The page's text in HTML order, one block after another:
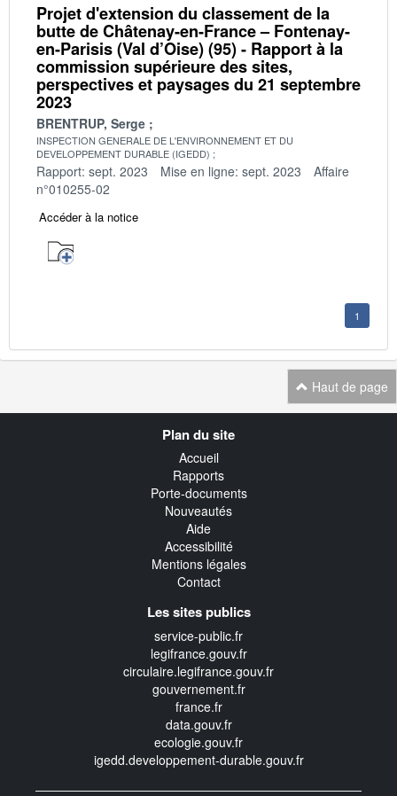
Projet d'extension du classement de la
butte de Châtenay-en-France – Fontenay-
en-Parisis (Val d’Oise) (95) - Rapport à la
commission supérieure des sites,
perspectives et paysages du 21 septembre
2023
BRENTRUP, Serge
INSPECTION GENERALE DE L'ENVIRONNEMENT ET DU
DEVELOPPEMENT DURABLE (IGEDD)
Rapport: sept. 2023 Mise en ligne: sept. 2023
Affaire
n°010255-02
Accéder à la notice
1
Haut de page
Plan du site
Accueil
Rapports
Porte-documents
Nouveautés
Aide
Accessibilité
Mentions légales
Contact
Les sites publics
service-public.fr
legifrance.gouv.fr
circulaire.legifrance.gouv.fr
gouvernement.fr
france.fr
data.gouv.fr
ecologie.gouv.fr
igedd.developpement-durable.gouv.fr